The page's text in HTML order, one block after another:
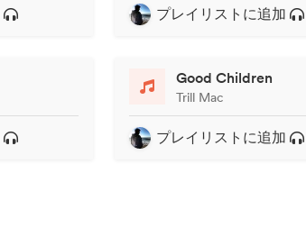
プレイリストに追加
Good Children
Trill Mac
プレイリストに追加